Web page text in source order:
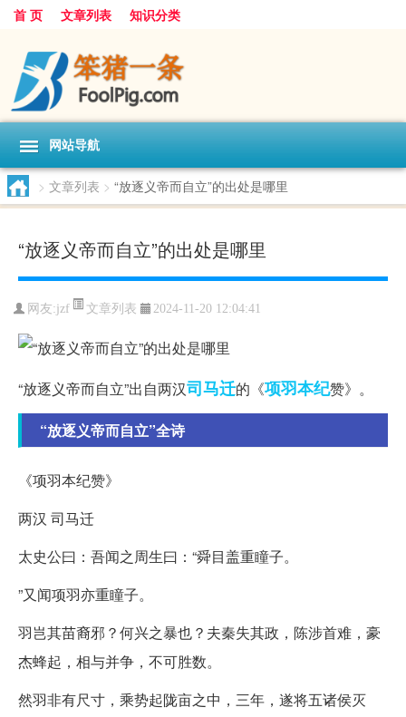
首 页 文章列表 知识分类
网站导航
> 文章列表 > “放逐义帝而自立”的出处是哪里
“放逐义帝而自立”的出处是哪里
网友:jzf 文章列表 2024-11-20 12:04:41
“放逐义帝而自立”出自两汉司马迁的《项羽本纪赞》。
“放逐义帝而自立”全诗
《项羽本纪赞》
两汉 司马迁
太史公曰：吾闻之周生曰：“舜目盖重瞳子。
”又闻项羽亦重瞳子。
羽岂其苗裔邪？何兴之暴也？夫秦失其政，陈涉首难，豪
杰蜂起，相与并争，不可胜数。
然羽非有尺寸，乘势起陇亩之中，三年，遂将五诸侯灭